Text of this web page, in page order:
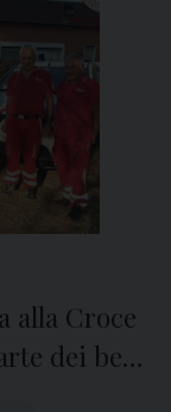
alla Croce
dei beni